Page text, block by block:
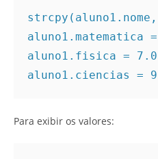
aluno1.matematica
aluno1.fisica =
aluno1.ciencias =
Para exibir os valores: